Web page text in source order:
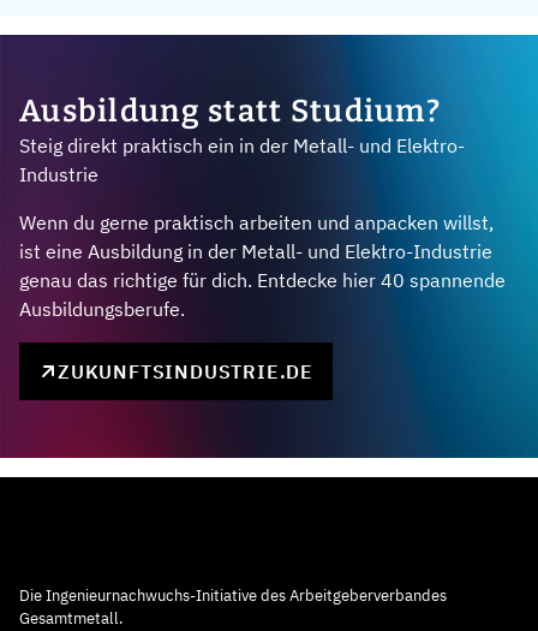
Ausbildung statt Studium?
Steig direkt praktisch ein in der Metall- und Elektro-
Industrie
Wenn du gerne praktisch arbeiten und anpacken willst,
ist eine Ausbildung in der Metall- und Elektro-Industrie
genau das richtige für dich. Entdecke hier 40 spannende
Ausbildungsberufe.
ZUKUNFTSINDUSTRIE.DE
Die Ingenieurnachwuchs-Initiative des Arbeitgeberverbandes
Gesamtmetall.